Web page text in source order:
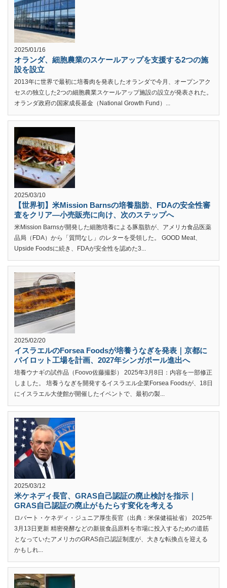
2025/01/16
オランダ、細胞農業のスケールアップを支援する2つの施
設を設立
2013年に世界で最初に培養肉を発表したオランダで今月、オープンアク
セスの独立した2つの細胞農業スケールアップ施設の設立が発表された。
オランダ政府の国家成長基金（National Growth Fund）...
2025/03/10
【世界初】米Mission Barnsの培養脂肪、FDAの安全性審
査をクリア—小売販売に向け、次のステップへ
米Mission Barnsが開発した細胞培養による豚脂肪が、アメリカ食品医薬
品局（FDA）から「質問なし」のレターを受領した。 GOOD Meat、
Upside Foodsに続き、FDAが安全性を認めた3...
2025/02/20
イスラエルのForsea Foodsが培養うなぎを発表｜京都に
パイロット工場を計画、2027年シンガポール進出へ
培養ウナギの試作品（Foovo佐藤撮影） 2025年3月8日：内容を一部修正
しました。 培養うなぎを開発するイスラエル企業Forsea Foodsが、18日
にイスラエル大使館が開催したイベントで、最初の製...
2025/03/12
米ケネディ長官、GRAS自己認証の廃止検討を指示｜
GRAS自己認証の廃止がもたらす変化を考える
ロバート・ケネディ・ジュニア厚生長官（出典：米保健福祉省） 2025年
3月13日更新 精密発酵などの新規食品原料を市場に投入するための道筋
となっていたアメリカのGRAS自己認証制度が、大きな転換点を迎える
かもしれ...